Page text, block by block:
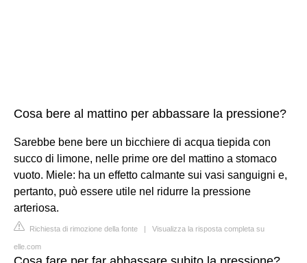
Cosa bere al mattino per abbassare la pressione?
Sarebbe bene bere un bicchiere di acqua tiepida con
succo di limone, nelle prime ore del mattino a stomaco
vuoto. Miele: ha un effetto calmante sui vasi sanguigni e,
pertanto, può essere utile nel ridurre la pressione
arteriosa.
Richiesta di rimozione della fonte | Visualizza la risposta completa su
elle.com